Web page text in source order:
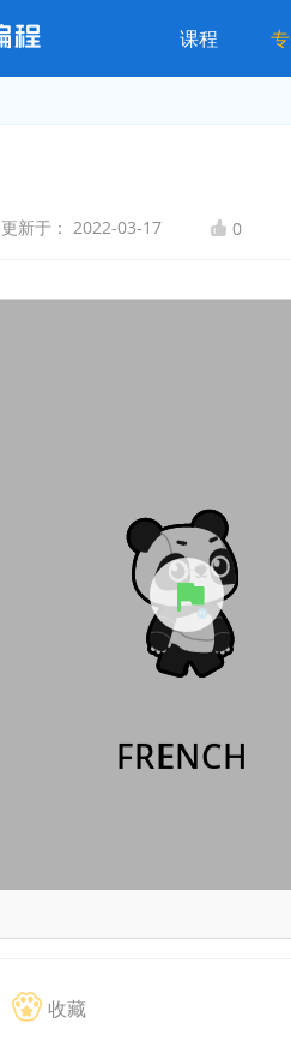
课程
更新于： 2022-03-17 0
收藏